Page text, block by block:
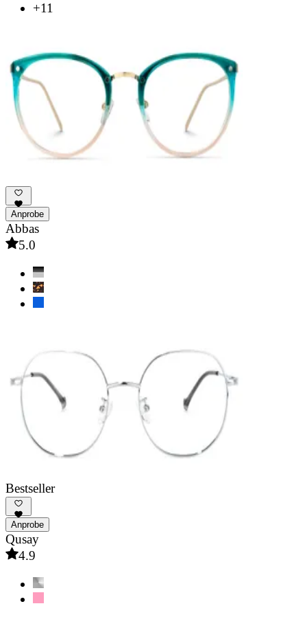
+11
Anprobe
Abbas
5.0
Bestseller
Anprobe
Qusay
4.9